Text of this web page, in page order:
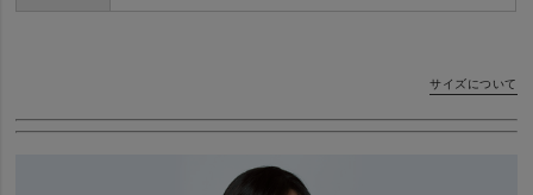
サイズについて